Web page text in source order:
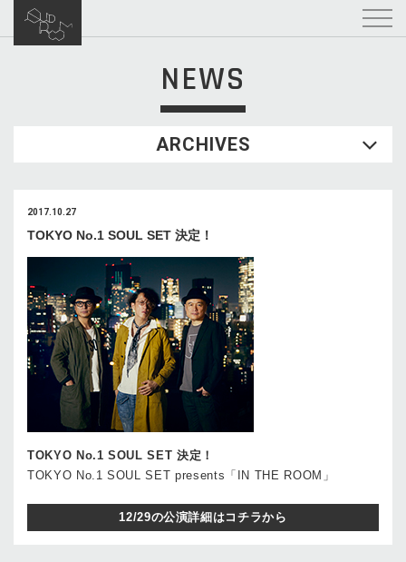
NEWS
ARCHIVES
2017.10.27
TOKYO No.1 SOUL SET 決定！
TOKYO No.1 SOUL SET 決定！
TOKYO No.1 SOUL SET presents「IN THE ROOM」
12/29の公演詳細はコチラから